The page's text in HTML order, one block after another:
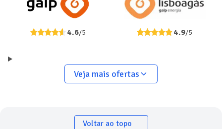
4.6/5 4.9/5
Veja mais ofertas
Voltar ao topo